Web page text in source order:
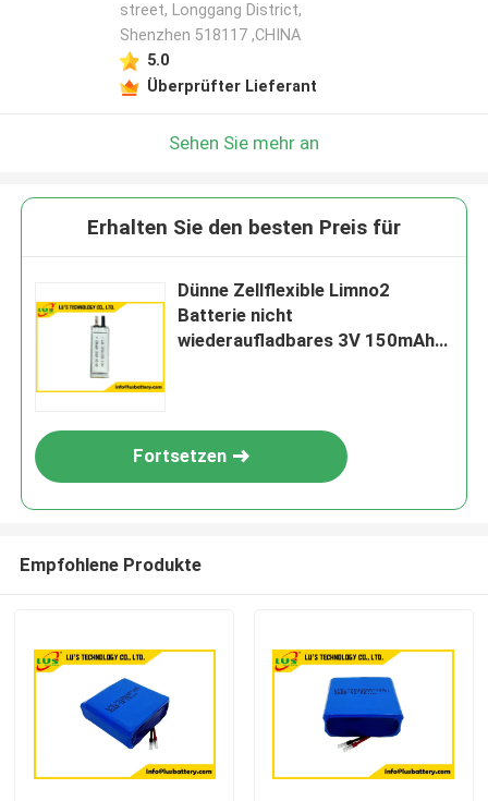
street, Longgang District,
Shenzhen 518117 ,CHINA
5.0
Überprüfter Lieferant
Sehen Sie mehr an
Erhalten Sie den besten Preis für
Dünne Zellflexible Limno2
Batterie nicht
wiederaufladbares 3V 150mAh
Fortsetzen
Empfohlene Produkte